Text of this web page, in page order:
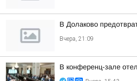
В Долаково
Вчера, 21:09
В конференц-зале